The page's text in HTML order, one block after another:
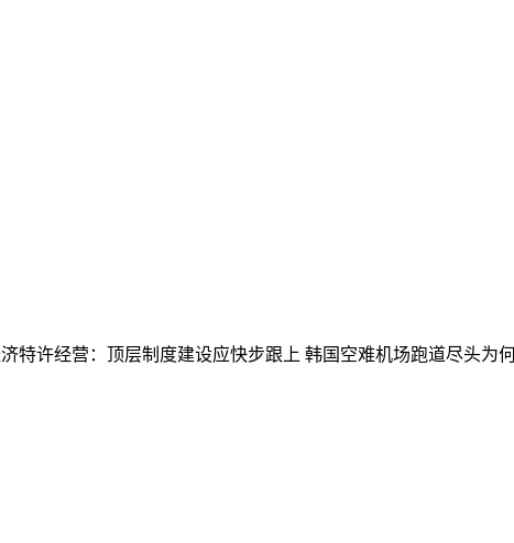
特许经营：顶层制度建设应快步跟上 韩国空难机场跑道尽头为